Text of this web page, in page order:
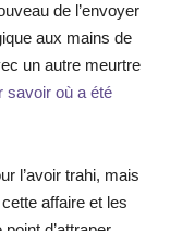
de l’envoyer
aux mains de
un autre meurtre
savoir où a été
l’avoir trahi, mais
affaire et les